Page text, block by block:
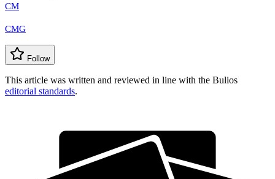
CM
CMG
Follow
This article was written and reviewed in line with the Bulios
editorial standards.